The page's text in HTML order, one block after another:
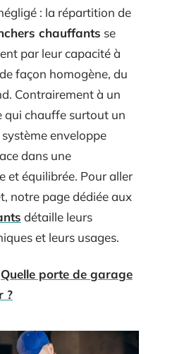
: la répartition de
chauffants se
par leur capacité à
façon homogène, du
Contrairement à un
qui chauffe surtout un
enveloppe
dans une
et équilibrée. Pour aller
notre page dédiée aux
détaille leurs
et leurs usages.
Quelle porte de garage
?